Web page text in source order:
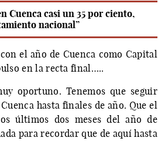
Cuenca casi un 35 por ciento,
nacional”
el año de Cuenca como Capital
en la recta final…..
oportuno. Tenemos que seguir
hasta finales de año. Que el
últimos dos meses del año de
para recordar que de aquí hasta